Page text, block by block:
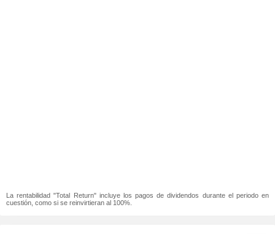
La rentabilidad "Total Return" incluye los pagos de dividendos durante el periodo en
cuestión, como si se reinvirtieran al 100%.